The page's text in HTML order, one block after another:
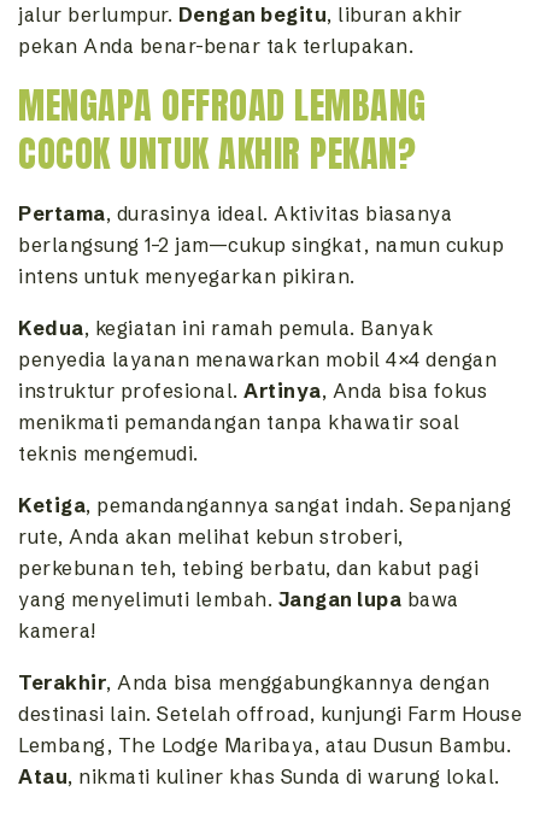
jalur berlumpur. Dengan begitu, liburan akhir
pekan Anda benar-benar tak terlupakan.
MENGAPA OFFROAD LEMBANG
COCOK UNTUK AKHIR PEKAN?
Pertama, durasinya ideal. Aktivitas biasanya
berlangsung 1–2 jam—cukup singkat, namun cukup
intens untuk menyegarkan pikiran.
Kedua, kegiatan ini ramah pemula. Banyak
penyedia layanan menawarkan mobil 4×4 dengan
instruktur profesional. Artinya, Anda bisa fokus
menikmati pemandangan tanpa khawatir soal
teknis mengemudi.
Ketiga, pemandangannya sangat indah. Sepanjang
rute, Anda akan melihat kebun stroberi,
perkebunan teh, tebing berbatu, dan kabut pagi
yang menyelimuti lembah. Jangan lupa bawa
kamera!
Terakhir, Anda bisa menggabungkannya dengan
destinasi lain. Setelah offroad, kunjungi Farm House
Lembang, The Lodge Maribaya, atau Dusun Bambu.
Atau, nikmati kuliner khas Sunda di warung lokal.